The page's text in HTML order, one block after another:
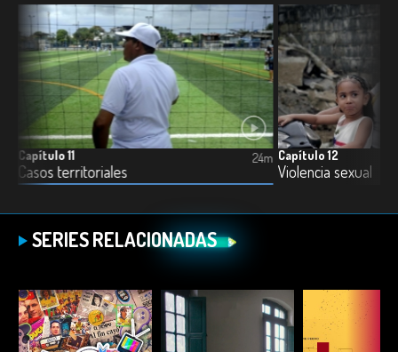
Capítulo 11
Casos territoriales
24m Capítulo 12
Violencia sexual
SERIES RELACIONADAS